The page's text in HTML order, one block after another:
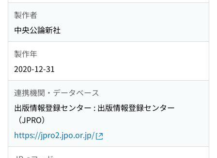
製作者
中央公論新社
製作年
2020-12-31
連携機関・データベース
出版情報登録センター : 出版情報登録センター
（JPRO）
https://jpro2.jpo.or.jp/